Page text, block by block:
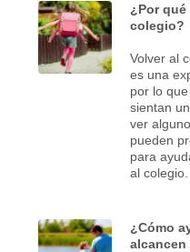
¿Por
colegio?
Volver al
es una
por lo
sientan
ver
pueden
para
al colegio.
¿Cómo